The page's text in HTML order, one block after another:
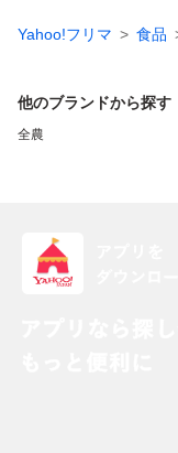
Yahoo!フリマ 食品
他のブランドから探す
全農